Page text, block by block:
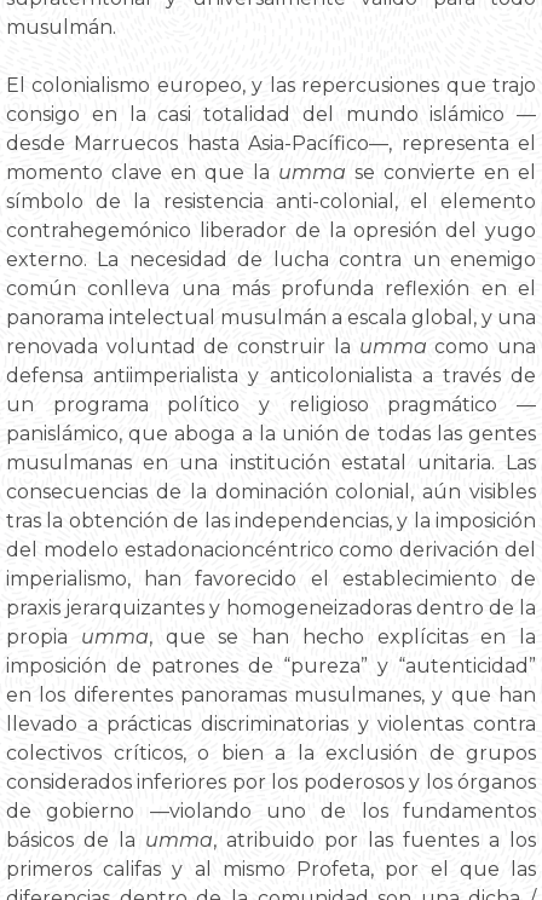
musulmán.
El colonialismo europeo, y las repercusiones que trajo
consigo en la casi totalidad del mundo islámico —
desde Marruecos hasta Asia-Pacífico—, representa el
momento clave en que la umma se convierte en el
símbolo de la resistencia anti-colonial, el elemento
contrahegemónico liberador de la opresión del yugo
externo. La necesidad de lucha contra un enemigo
común conlleva una más profunda reflexión en el
panorama intelectual musulmán a escala global, y una
renovada voluntad de construir la umma como una
defensa antiimperialista y anticolonialista a través de
un programa político y religioso pragmático —
panislámico, que aboga a la unión de todas las gentes
musulmanas en una institución estatal unitaria. Las
consecuencias de la dominación colonial, aún visibles
tras la obtención de las independencias, y la imposición
del modelo estadonacioncéntrico como derivación del
imperialismo, han favorecido el establecimiento de
praxis jerarquizantes y homogeneizadoras dentro de la
propia umma, que se han hecho explícitas en la
imposición de patrones de “pureza” y “autenticidad”
en los diferentes panoramas musulmanes, y que han
llevado a prácticas discriminatorias y violentas contra
colectivos críticos, o bien a la exclusión de grupos
considerados inferiores por los poderosos y los órganos
de gobierno —violando uno de los fundamentos
básicos de la umma, atribuido por las fuentes a los
primeros califas y al mismo Profeta, por el que las